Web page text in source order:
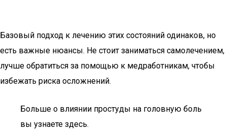
Базовый подход к лечению этих состояний одинаков, но
есть важные нюансы. Не стоит заниматься самолечением,
лучше обратиться за помощью к медработникам, чтобы
избежать риска осложнений.
Больше о влиянии простуды на головную боль
вы узнаете здесь.